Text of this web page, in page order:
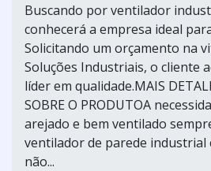
Buscando por ventilador
conhecerá a empresa ideal
Solicitando um orçamento na
Soluções Industriais, o cliente
líder em qualidade.MAIS
SOBRE O PRODUTOA
arejado e bem ventilado
ventilador de parede industrial
não...